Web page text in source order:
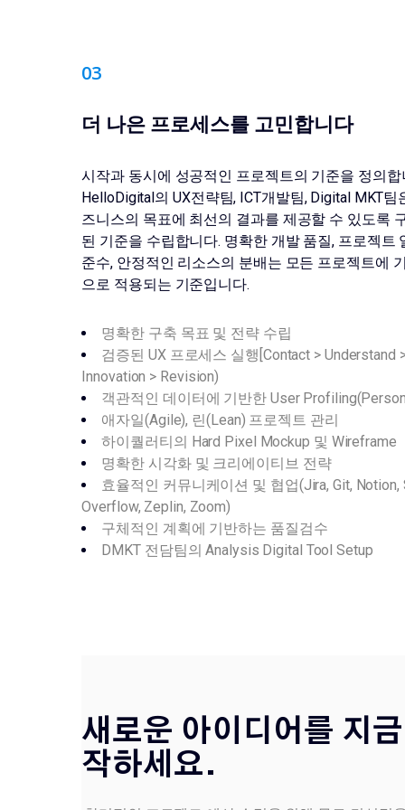
03
더 나은 프로세스를 고민합니다
시작과 동시에 성공적인 프로젝트의 기준을 정의합
HelloDigital의 UX전략팀, ICT개발팀, Digital MKT팀
즈니스의 목표에 최선의 결과를 제공할 수 있도록
된 기준을 수립합니다. 명확한 개발 품질, 프로젝트
준수, 안정적인 리소스의 분배는 모든 프로젝트에
으로 적용되는 기준입니다.
명확한 구축 목표 및 전략 수립
검증된 UX 프로세스 실행[Contact > Understand
Innovation > Revision)
객관적인 데이터에 기반한 User
애자일(Agile), 린(Lean) 프로젝트 관리
하이퀄러티의 Hard Pixel Mockup 및 Wireframe
명확한 시각화 및 크리에이티브 전략
효율적인 커뮤니케이션 및 협업(Jira, Git, Notion,
Overflow, Zeplin, Zoom)
구체적인 계획에 기반하는 품질검수
DMKT 전담팀의 Analysis Digital Tool Setup
새로운 아이디어를 지
작하세요.